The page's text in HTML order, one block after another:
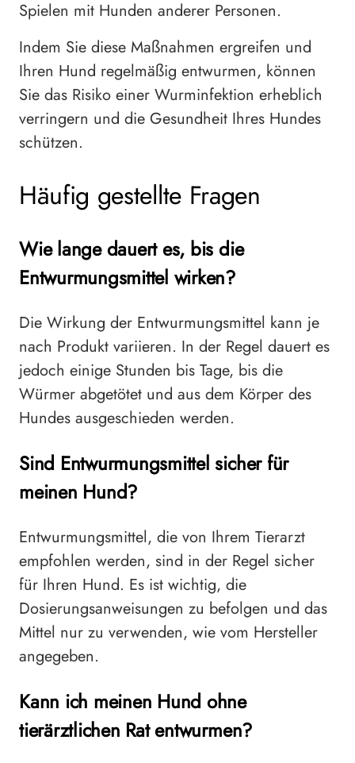
Spielen mit Hunden anderer Personen.
Indem Sie diese Maßnahmen ergreifen und
Ihren Hund regelmäßig entwurmen, können
Sie das Risiko einer Wurminfektion erheblich
verringern und die Gesundheit Ihres Hundes
schützen.
Häufig gestellte Fragen
Wie lange dauert es, bis die
Entwurmungsmittel wirken?
Die Wirkung der Entwurmungsmittel kann je
nach Produkt variieren. In der Regel dauert es
jedoch einige Stunden bis Tage, bis die
Würmer abgetötet und aus dem Körper des
Hundes ausgeschieden werden.
Sind Entwurmungsmittel sicher für
meinen Hund?
Entwurmungsmittel, die von Ihrem Tierarzt
empfohlen werden, sind in der Regel sicher
für Ihren Hund. Es ist wichtig, die
Dosierungsanweisungen zu befolgen und das
Mittel nur zu verwenden, wie vom Hersteller
angegeben.
Kann ich meinen Hund ohne
tierärztlichen Rat entwurmen?